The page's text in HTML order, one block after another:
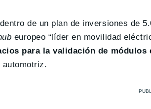
de un plan de inversiones de
europeo “líder en movilidad
para la validación de módulos
automotriz.